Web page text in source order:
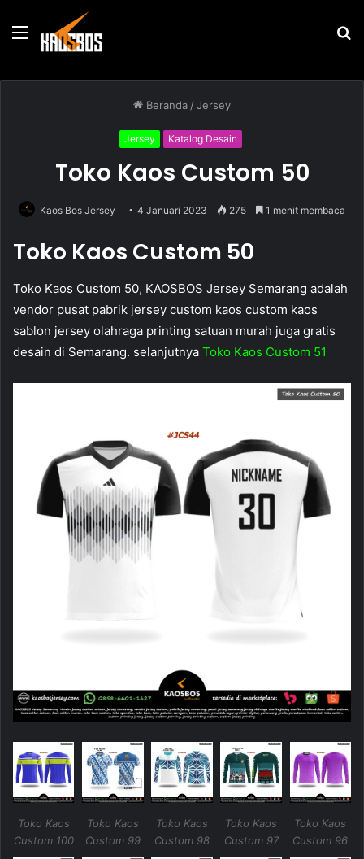
Menu
Beranda /Jersey
Jersey Katalog Desain
Toko Kaos Custom 50
Kaos Bos Jersey 4 Januari 2023 275 1 menit membaca
Toko Kaos Custom 50
Toko Kaos Custom 50, KAOSBOS Jersey Semarang adalah
vendor pusat pabrik jersey custom kaos custom kaos
sablon jersey olahraga printing satuan murah juga gratis
desain di Semarang. selanjutnya Toko Kaos Custom 51
Toko Kaos
Custom 100
Toko Kaos
Custom 99
Toko Kaos
Custom 98
Toko Kaos
Custom 97
Toko Kaos
Custom 96